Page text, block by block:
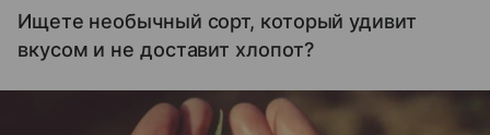
Ищете необычный сорт, который удивит
вкусом и не доставит хлопот?